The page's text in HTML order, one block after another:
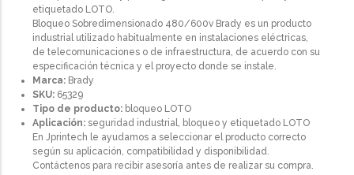
etiquetado LOTO.
Bloqueo Sobredimensionado 480/600v Brady es un producto
industrial utilizado habitualmente en instalaciones eléctricas,
de telecomunicaciones o de infraestructura, de acuerdo con su
especificación técnica y el proyecto donde se instale.
Marca: Brady
SKU: 65329
Tipo de producto: bloqueo LOTO
Aplicación: seguridad industrial, bloqueo y etiquetado LOTO
En Jprintech le ayudamos a seleccionar el producto correcto
según su aplicación, compatibilidad y disponibilidad.
Contáctenos para recibir asesoría antes de realizar su compra.